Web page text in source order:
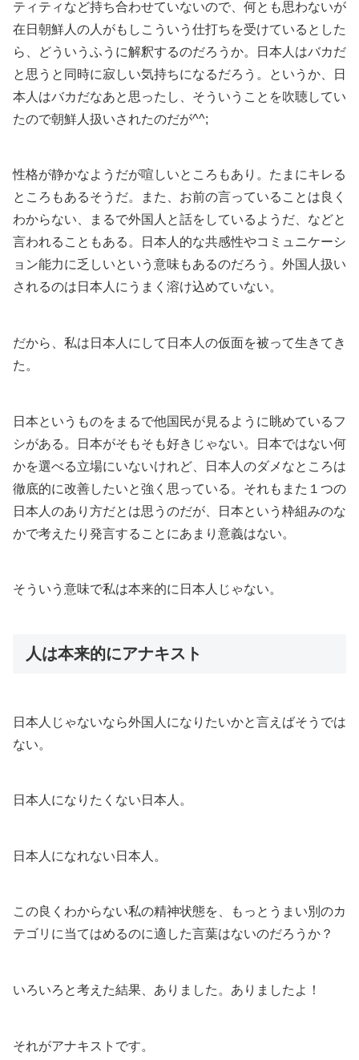
ティティなど持ち合わせていないので、何とも思わないが
在日朝鮮人の人がもしこういう仕打ちを受けているとした
ら、どういうふうに解釈するのだろうか。日本人はバカだ
と思うと同時に寂しい気持ちになるだろう。というか、日
本人はバカだなあと思ったし、そういうことを吹聴してい
たので朝鮮人扱いされたのだが^^;
性格が静かなようだが喧しいところもあり。たまにキレる
ところもあるそうだ。また、お前の言っていることは良く
わからない、まるで外国人と話をしているようだ、などと
言われることもある。日本人的な共感性やコミュニケーシ
ョン能力に乏しいという意味もあるのだろう。外国人扱い
されるのは日本人にうまく溶け込めていない。
だから、私は日本人にして日本人の仮面を被って生きてき
た。
日本というものをまるで他国民が見るように眺めているフ
シがある。日本がそもそも好きじゃない。日本ではない何
かを選べる立場にいないけれど、日本人のダメなところは
徹底的に改善したいと強く思っている。それもまた１つの
日本人のあり方だとは思うのだが、日本という枠組みのな
かで考えたり発言することにあまり意義はない。
そういう意味で私は本来的に日本人じゃない。
人は本来的にアナキスト
日本人じゃないなら外国人になりたいかと言えばそうでは
ない。
日本人になりたくない日本人。
日本人になれない日本人。
この良くわからない私の精神状態を、もっとうまい別のカ
テゴリに当てはめるのに適した言葉はないのだろうか？
いろいろと考えた結果、ありました。ありましたよ！
それがアナキストです。